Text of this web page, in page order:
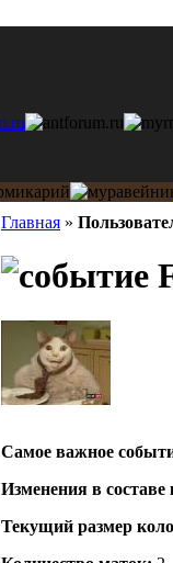
Главная »
Самое важное
Изменения в составе
Текущий размер